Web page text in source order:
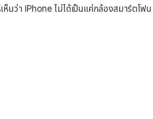
ห็นว่า iPhone ไม่ได้เป็นแค่กล้องสมาร์ตโ